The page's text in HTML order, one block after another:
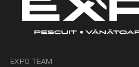
EXPO TEAM